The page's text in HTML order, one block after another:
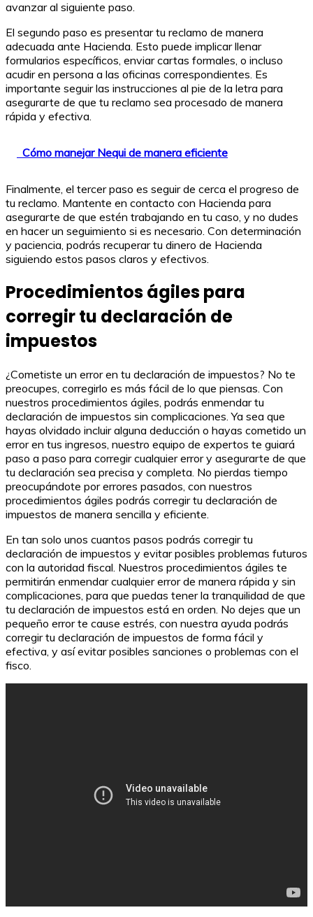
avanzar al siguiente paso.
El segundo paso es presentar tu reclamo de manera
adecuada ante Hacienda. Esto puede implicar llenar
formularios específicos, enviar cartas formales, o incluso
acudir en persona a las oficinas correspondientes. Es
importante seguir las instrucciones al pie de la letra para
asegurarte de que tu reclamo sea procesado de manera
rápida y efectiva.
Cómo manejar Nequi de manera eficiente
Finalmente, el tercer paso es seguir de cerca el progreso de
tu reclamo. Mantente en contacto con Hacienda para
asegurarte de que estén trabajando en tu caso, y no dudes
en hacer un seguimiento si es necesario. Con determinación
y paciencia, podrás recuperar tu dinero de Hacienda
siguiendo estos pasos claros y efectivos.
Procedimientos ágiles para
corregir tu declaración de
impuestos
¿Cometiste un error en tu declaración de impuestos? No te
preocupes, corregirlo es más fácil de lo que piensas. Con
nuestros procedimientos ágiles, podrás enmendar tu
declaración de impuestos sin complicaciones. Ya sea que
hayas olvidado incluir alguna deducción o hayas cometido un
error en tus ingresos, nuestro equipo de expertos te guiará
paso a paso para corregir cualquier error y asegurarte de que
tu declaración sea precisa y completa. No pierdas tiempo
preocupándote por errores pasados, con nuestros
procedimientos ágiles podrás corregir tu declaración de
impuestos de manera sencilla y eficiente.
En tan solo unos cuantos pasos podrás corregir tu
declaración de impuestos y evitar posibles problemas futuros
con la autoridad fiscal. Nuestros procedimientos ágiles te
permitirán enmendar cualquier error de manera rápida y sin
complicaciones, para que puedas tener la tranquilidad de que
tu declaración de impuestos está en orden. No dejes que un
pequeño error te cause estrés, con nuestra ayuda podrás
corregir tu declaración de impuestos de forma fácil y
efectiva, y así evitar posibles sanciones o problemas con el
fisco.